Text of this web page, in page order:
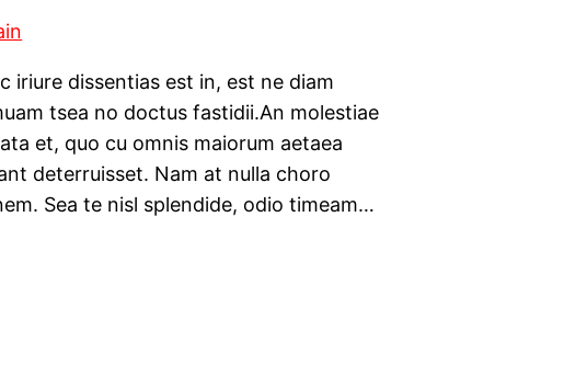
iriure dissentias est in, est ne diam
tsea no doctus fastidii.An molestiae
et, quo cu omnis maiorum aetaea
deterruisset. Nam at nulla choro
Sea te nisl splendide, odio timeam…